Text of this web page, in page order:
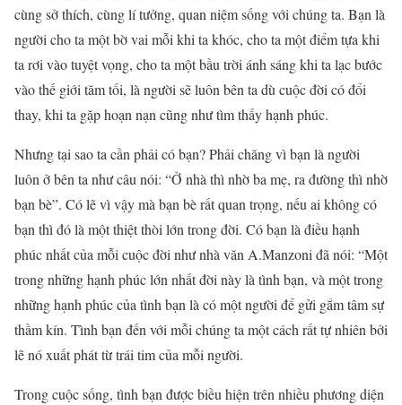
cùng sở thích, cùng lí tưởng, quan niệm sống với chúng ta. Bạn là
người cho ta một bờ vai mỗi khi ta khóc, cho ta một điểm tựa khi
ta rơi vào tuyệt vọng, cho ta một bầu trời ánh sáng khi ta lạc bước
vào thế giới tăm tối, là người sẽ luôn bên ta dù cuộc đời có đổi
thay, khi ta gặp hoạn nạn cũng như tìm thấy hạnh phúc.
Nhưng tại sao ta cần phải có bạn? Phải chăng vì bạn là người
luôn ở bên ta như câu nói: “Ở nhà thì nhờ ba mẹ, ra đường thì nhờ
bạn bè”. Có lẽ vì vậy mà bạn bè rất quan trọng, nếu ai không có
bạn thì đó là một thiệt thòi lớn trong đời. Có bạn là điều hạnh
phúc nhất của mỗi cuộc đời như nhà văn A.Manzoni đã nói: “Một
trong những hạnh phúc lớn nhất đời này là tình bạn, và một trong
những hạnh phúc của tình bạn là có một người để gửi gắm tâm sự
thầm kín. Tình bạn đến với mỗi chúng ta một cách rất tự nhiên bởi
lẽ nó xuất phát từ trái tim của mỗi người.
Trong cuộc sống, tình bạn được biều hiện trên nhiều phương diện